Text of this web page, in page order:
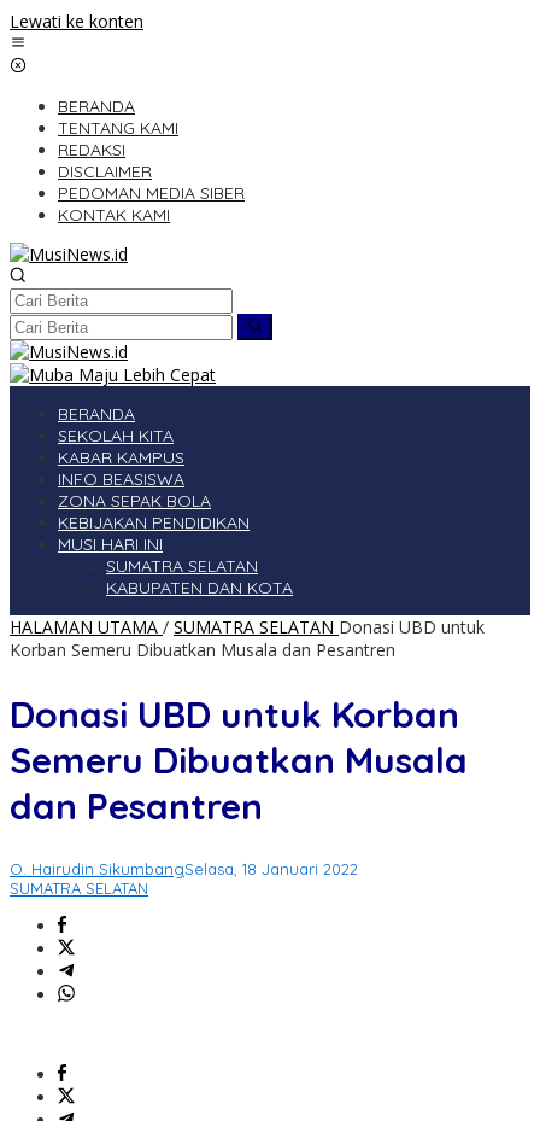
Lewati ke konten
BERANDA
TENTANG KAMI
REDAKSI
DISCLAIMER
PEDOMAN MEDIA SIBER
KONTAK KAMI
BERANDA
SEKOLAH KITA
KABAR KAMPUS
INFO BEASISWA
ZONA SEPAK BOLA
KEBIJAKAN PENDIDIKAN
MUSI HARI INI
SUMATRA SELATAN
KABUPATEN DAN KOTA
HALAMAN UTAMA / SUMATRA SELATAN Donasi UBD untuk
Korban Semeru Dibuatkan Musala dan Pesantren
Donasi UBD untuk Korban
Semeru Dibuatkan Musala
dan Pesantren
O. Hairudin SikumbangSelasa, 18 Januari 2022
SUMATRA SELATAN